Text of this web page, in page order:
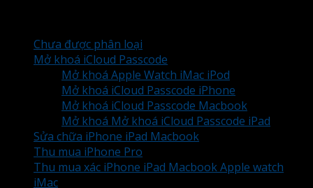
Chưa được phân loại
Mở khoá iCloud Passcode
Mở khoá Apple Watch iMac iPod
Mở khoá iCloud Passcode iPhone
Mở khoá iCloud Passcode Macbook
Mở khoá Mở khoá iCloud Passcode iPad
Sửa chữa iPhone iPad Macbook
Thu mua iPhone Pro
Thu mua xác iPhone iPad Macbook Apple watch
iMac